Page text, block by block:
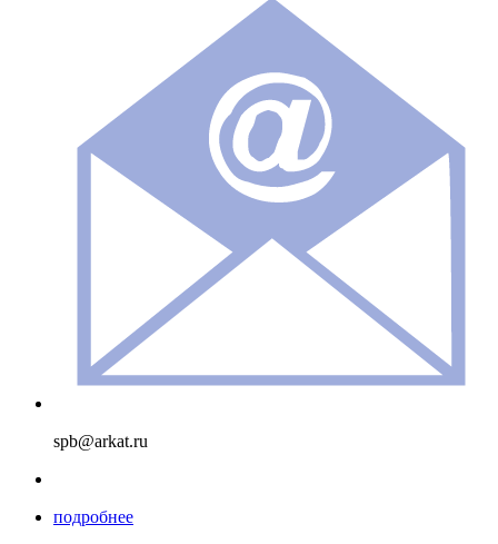
spb@arkat.ru
подробнее